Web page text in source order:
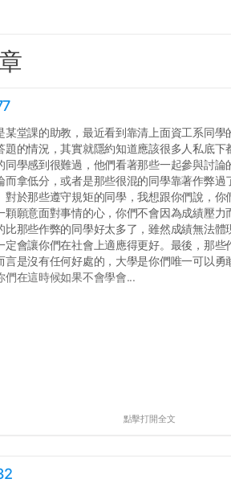
某堂課的助教，最近看到靠清上面資工系同學
題的情況，其實就隱約知道應該很多人私底下
同學感到很難過，他們看著那些一起參與討論
而拿低分，或者是那些很混的同學靠著作弊過
對於那些遵守規矩的同學，我想跟你們說，你
顆願意面對事情的心，你們不會因為成績壓力
比那些作弊的同學好太多了，雖然成績無法體
定會讓你們在社會上適應得更好。最後，那些
言是沒有任何好處的，大學是你們唯一可以勇
們在這時候如果不會學會...
點擊打開全文